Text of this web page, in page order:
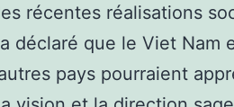
récentes réalisations
déclaré que le Viet Nam
pays pourraient